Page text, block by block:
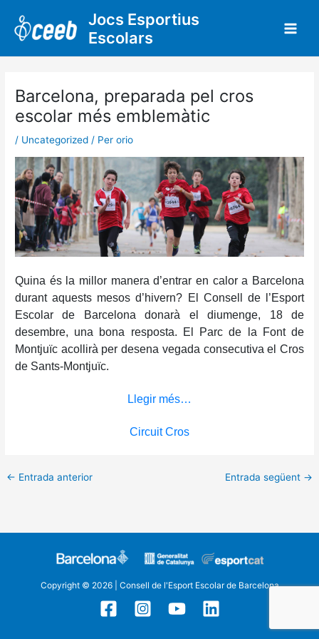
contingut
Jocs Esportius
Escolars
Barcelona, preparada pel cros
escolar més emblemàtic
/ Uncategorized / Per orio
Quina és la millor manera d’entrar en calor a Barcelona
durant aquests mesos d’hivern? El Consell de l’Esport
Escolar de Barcelona donarà el diumenge, 18 de
desembre, una bona resposta. El Parc de la Font de
Montjuïc acollirà per desena vegada consecutiva el Cros
de Sants-Montjuïc.
Llegir més…
Circuit Cros
← Entrada anterior Entrada següent →
Copyright © 2026 | Consell de l'Esport Escolar de Barcelona